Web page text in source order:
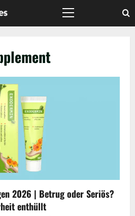
Hauptmenü
2026 | Betrug oder Seriös?
enthüllt